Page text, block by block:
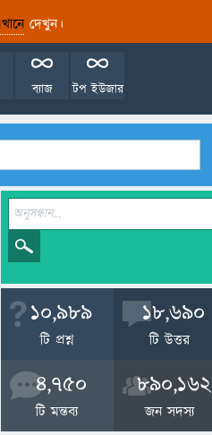
দেখুন।
টপ ইউজার
ব্যাজ
10,989
টি প্রশ্ন
18,690
টি উত্তর
4,750
টি মন্তব্য
890,162
জন সদস্য